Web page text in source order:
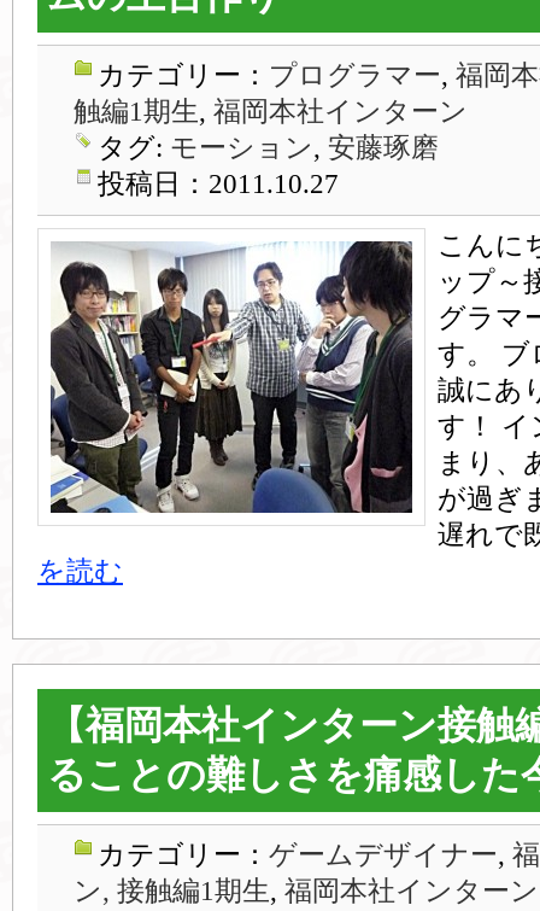
カテゴリー： プログラマー, 福岡
触編1期生, 福岡本社インターン
タグ: モーション, 安藤琢磨
投稿日：2011.10.27
こんに
ップ～
グラマ
す。 ブ
誠にあ
す！ イ
まり、
が過ぎ
遅れで
を読む
【福岡本社インターン接触
ることの難しさを痛感した
カテゴリー： ゲームデザイナー,
ン, 接触編1期生, 福岡本社インターン